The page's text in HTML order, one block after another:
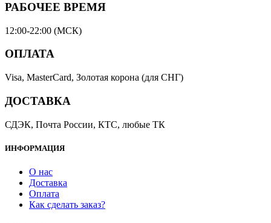
РАБОЧЕЕ ВРЕМЯ
12:00-22:00 (МСК)
ОПЛАТА
Visa, MasterCard, Золотая корона (для СНГ)
ДОСТАВКА
СДЭК, Почта России, КТС, любые ТК
ИНФОРМАЦИЯ
О нас
Доставка
Оплата
Как сделать заказ?